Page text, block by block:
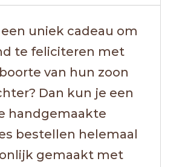
uniek cadeau om
te feliciteren met
van hun zoon
Dan kun je een
handgemaakte
bestellen helemaal
gemaakt met